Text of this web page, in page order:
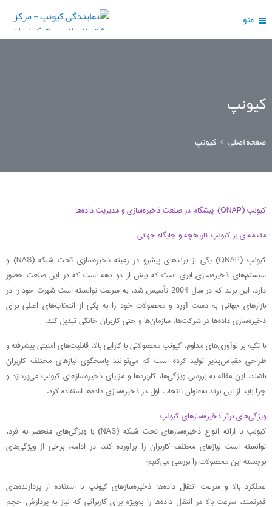
منو
کیونپ
صفحه اصلی کیونپ
کیونپ (QNAP): پیشگام در صنعت ذخیره‌سازی و مدیریت داده‌ها
مقدمه‌ای بر کیونپ: تاریخچه و جایگاه جهانی
کیونپ (QNAP) یکی از برندهای پیشرو در زمینه ذخیره‌سازی تحت شبکه (NAS) و
سیستم‌های ذخیره‌سازی ابری است که بیش از دو دهه است که در این صنعت حضور
دارد. این برند که در سال 2004 تأسیس شد، به سرعت توانسته است شهرت خود را در
بازارهای جهانی به دست آورد و محصولات خود را به یکی از انتخاب‌های اصلی برای
ذخیره‌سازی داده‌ها در شرکت‌ها، سازمان‌ها و حتی کاربران خانگی تبدیل کند.
با تکیه بر نوآوری‌های مداوم، کیونپ محصولاتی با کارایی بالا، قابلیت‌های امنیتی پیشرفته و
طراحی مقیاس‌پذیر تولید کرده است که می‌توانند پاسخگوی نیازهای مختلف کاربران
باشند. این مقاله به بررسی ویژگی‌ها، کاربردها و مزایای ذخیره‌سازهای کیونپ می‌پردازد و
چرا باید از این برند به‌عنوان انتخاب اول در ذخیره‌سازی داده‌ها استفاده کرد.
ویژگی‌های برتر ذخیره‌سازهای کیونپ
کیونپ با ارائه انواع ذخیره‌سازهای تحت شبکه (NAS) با ویژگی‌های منحصر به فرد،
توانسته است نیازهای مختلف کاربران را برآورده کند. در ادامه، برخی از ویژگی‌های
برجسته این محصولات را بررسی می‌کنیم:
عملکرد بالا و سرعت انتقال داده‌ها: ذخیره‌سازهای کیونپ با استفاده از پردازنده‌های
قدرتمند، سرعت بالا در انتقال داده‌ها را به‌ویژه برای کاربرانی که نیاز به پردازش حجم